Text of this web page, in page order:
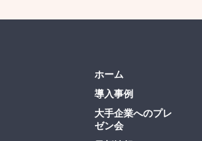
ホーム
導入事例
大手企業へのプレ
ゼン会